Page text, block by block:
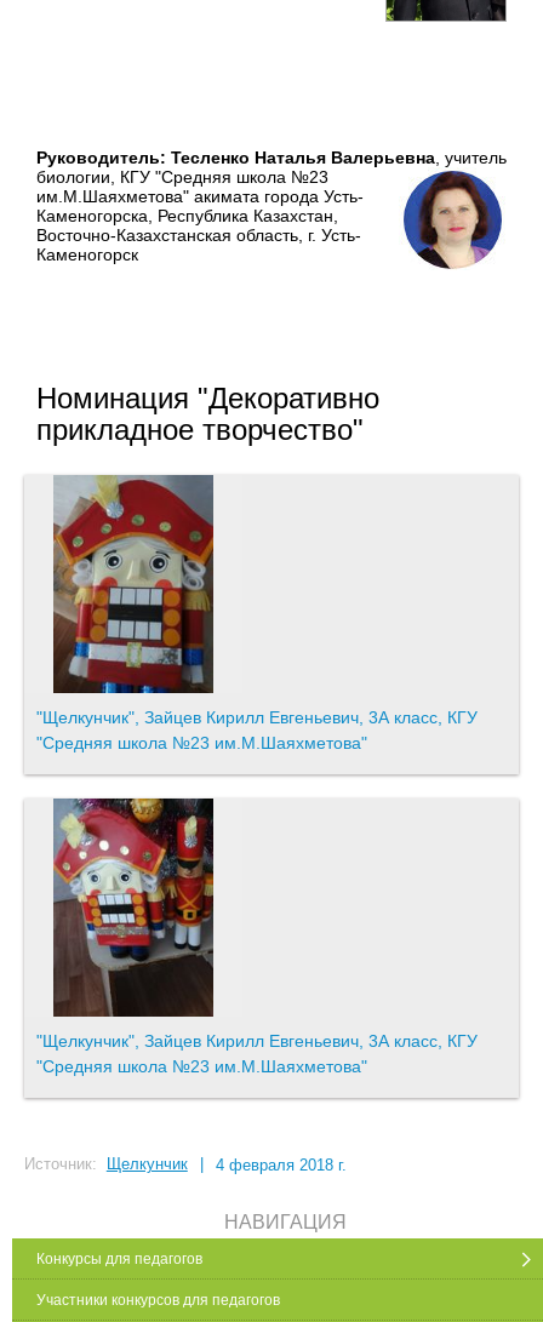
Руководитель: Тесленко Наталья Валерьевна , учитель
биологии, КГУ "Средняя школа №23
им.М.Шаяхметова" акимата города Усть-
Каменогорска, Республика Казахстан,
Восточно-Казахстанская область, г. Усть-
Каменогорск
Номинация "Декоративно
прикладное творчество"
"Щелкунчик", Зайцев Кирилл Евгеньевич, 3А класс, КГУ
"Средняя школа №23 им.М.Шаяхметова"
"Щелкунчик", Зайцев Кирилл Евгеньевич, 3А класс, КГУ
"Средняя школа №23 им.М.Шаяхметова"
Источник: Щелкунчик 4 февраля 2018 г.
НАВИГАЦИЯ
Конкурсы для педагогов
Участники конкурсов для педагогов